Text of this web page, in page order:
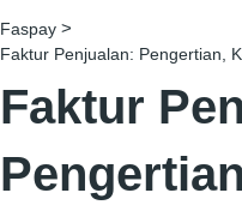
Faspay >
Faktur Penjualan: Pengertian,
Faktur